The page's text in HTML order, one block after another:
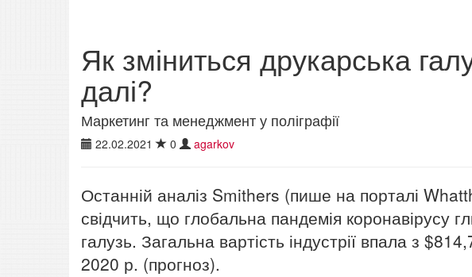
Як зміниться друкарська
далі?
Маркетинг та менеджмент у поліграфії
22.02.2021 0 agarkov
Останній аналіз Smithers (пише на порталі
свідчить, що глобальна пандемія коронавірусу
галузь. Загальна вартість індустрії впала з
2020 р. (прогноз).